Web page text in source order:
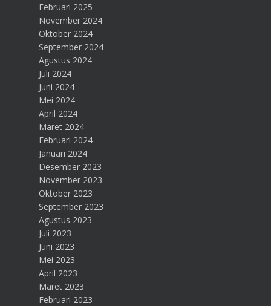
Februari 2025
November 2024
Oktober 2024
September 2024
Agustus 2024
Juli 2024
Juni 2024
Mei 2024
April 2024
Maret 2024
Februari 2024
Januari 2024
Desember 2023
November 2023
Oktober 2023
September 2023
Agustus 2023
Juli 2023
Juni 2023
Mei 2023
April 2023
Maret 2023
Februari 2023